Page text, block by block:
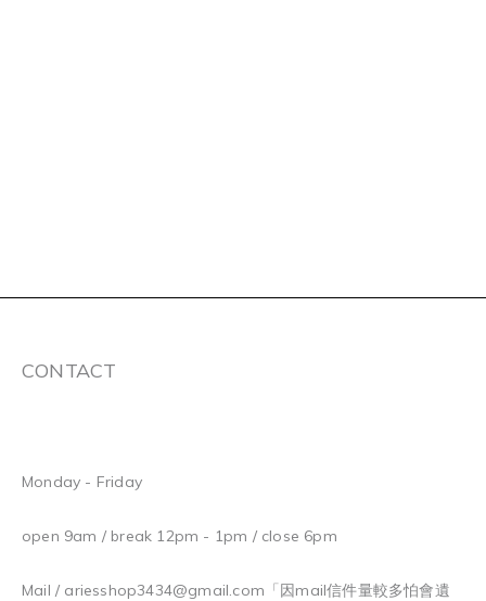
CONTACT
Monday - Friday
open 9am / break 12pm - 1pm / close 6pm
Mail / ariesshop3434@gmail.com 「因mail信件量較多怕會遺